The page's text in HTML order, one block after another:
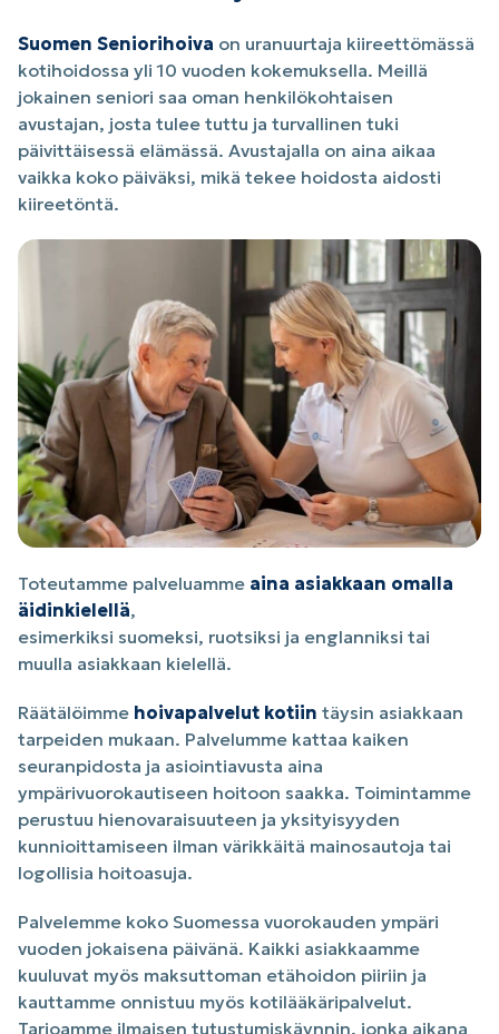
Suomen Seniorihoiva on uranuurtaja kiireettömässä
kotihoidossa yli 10 vuoden kokemuksella. Meillä
jokainen seniori saa oman henkilökohtaisen
avustajan, josta tulee tuttu ja turvallinen tuki
päivittäisessä elämässä. Avustajalla on aina aikaa
vaikka koko päiväksi, mikä tekee hoidosta aidosti
kiireetöntä.
Toteutamme palveluamme aina asiakkaan omalla
äidinkielellä,
esimerkiksi suomeksi, ruotsiksi ja englanniksi tai
muulla asiakkaan kielellä.
Räätälöimme hoivapalvelut kotiin täysin asiakkaan
tarpeiden mukaan. Palvelumme kattaa kaiken
seuranpidosta ja asiointiavusta aina
ympärivuorokautiseen hoitoon saakka. Toimintamme
perustuu hienovaraisuuteen ja yksityisyyden
kunnioittamiseen ilman värikkäitä mainosautoja tai
logollisia hoitoasuja.
Palvelemme koko Suomessa vuorokauden ympäri
vuoden jokaisena päivänä. Kaikki asiakkaamme
kuuluvat myös maksuttoman etähoidon piiriin ja
kauttamme onnistuu myös kotilääkäripalvelut.
Tarjoamme ilmaisen tutustumiskäynnin, jonka aikana